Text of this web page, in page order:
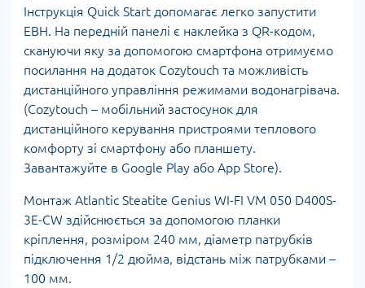
Інструкція Quick Start допомагає легко запустити
EВН. На передній панелі є наклейка з QR-кодом,
скануючи яку за допомогою смартфона отримуємо
посилання на додаток Cozytouch та можливість
дистанційного управління режимами водонагрівача.
(Cozytouch – мобільний застосунок для
дистанційного керування пристроями теплового
комфорту зі смартфону або планшету.
Завантажуйте в Google Play або App Store).
Монтаж Atlantic Steatite Genius WI-FI VM 050 D400S-
3E-CW здійснюється за допомогою планки
кріплення, розміром 240 мм, діаметр патрубків
підключення 1/2 дюйма, відстань між патрубками –
100 мм.